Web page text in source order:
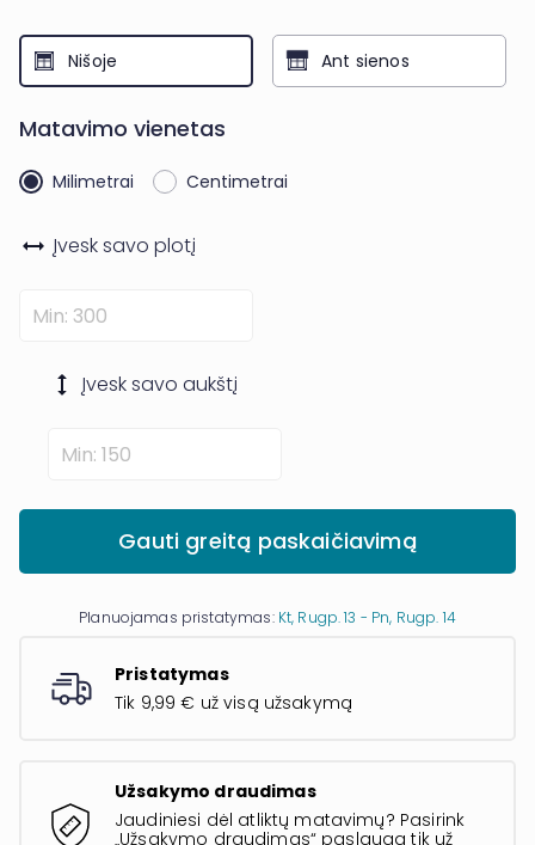
Nišoje Ant sienos
Matavimo vienetas
Milimetrai Centimetrai
Įvesk savo plotį
Įvesk savo aukštį
Gauti greitą paskaičiavimą
Planuojamas pristatymas: Kt, Rugp. 13 - Pn, Rugp. 14
Pristatymas
Tik 9,99 € už visą užsakymą
Užsakymo draudimas
Jaudiniesi dėl atliktų matavimų? Pasirink
„Užsakymo draudimas“ paslaugą tik už